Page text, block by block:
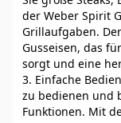
der Weber Spirit
Grillaufgaben.
Gusseisen, das
sorgt und eine
3. Einfache
zu bedienen und
Funktionen. Mit